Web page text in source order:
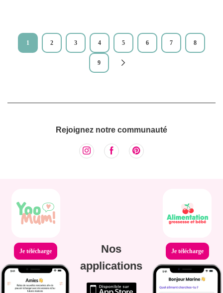
Pagination
Page
courante
1 Page
2 Page
3 Page
4 Page
5 Page
6 Page
7 Page
8
Page
9
Rejoignez notre communauté
Je télécharge
Nos
applications
Je télécharge